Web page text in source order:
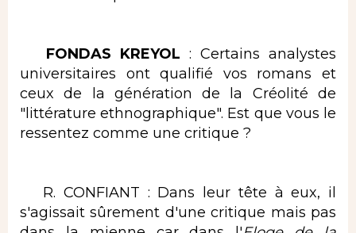
FONDAS KREYOL : Certains analystes
universitaires ont qualifié vos romans et
ceux de la génération de la Créolité de
"littérature ethnographique". Est que vous le
ressentez comme une critique ?
R. CONFIANT : Dans leur tête à eux, il
s'agissait sûrement d'une critique mais pas